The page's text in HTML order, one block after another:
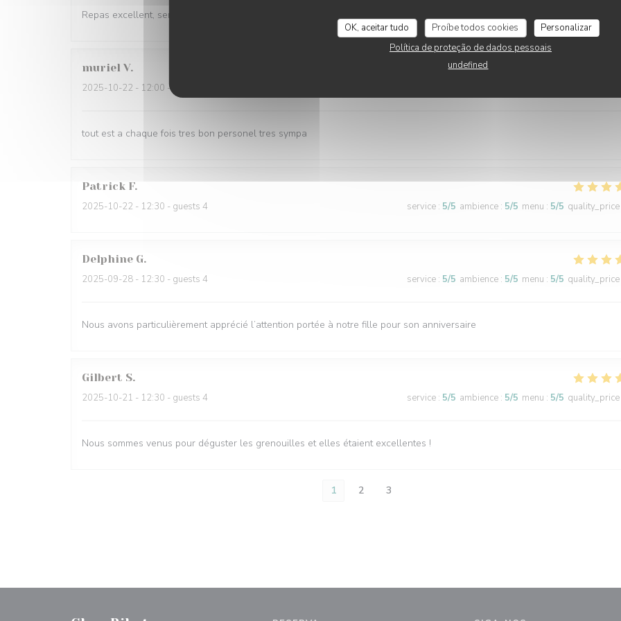
OK, aceitar tudo Proíbe todos cookies
Personalizar
Política de proteção de dados pessoais
undefined
Repas excellent, serveuses très gracieuses
muriel V
2025-10-22 - 12:00 - guests 5
tout est a chaque fois tres bon personel tres sympa
Patrick F
2025-10-22 - 12:30 - guests 4 service : 5/5 ambience : 5/5 menu : 5/5 quality_price
Delphine G
2025-09-28 - 12:30 - guests 4 service : 5/5 ambience : 5/5 menu : 5/5 quality_price
Nous avons particulièrement apprécié l’attention portée à notre fille pour son anniversaire
Gilbert S
2025-10-21 - 12:30 - guests 4 service : 5/5 ambience : 5/5 menu : 5/5 quality_price
Nous sommes venus pour déguster les grenouilles et elles étaient excellentes !
1 2 3